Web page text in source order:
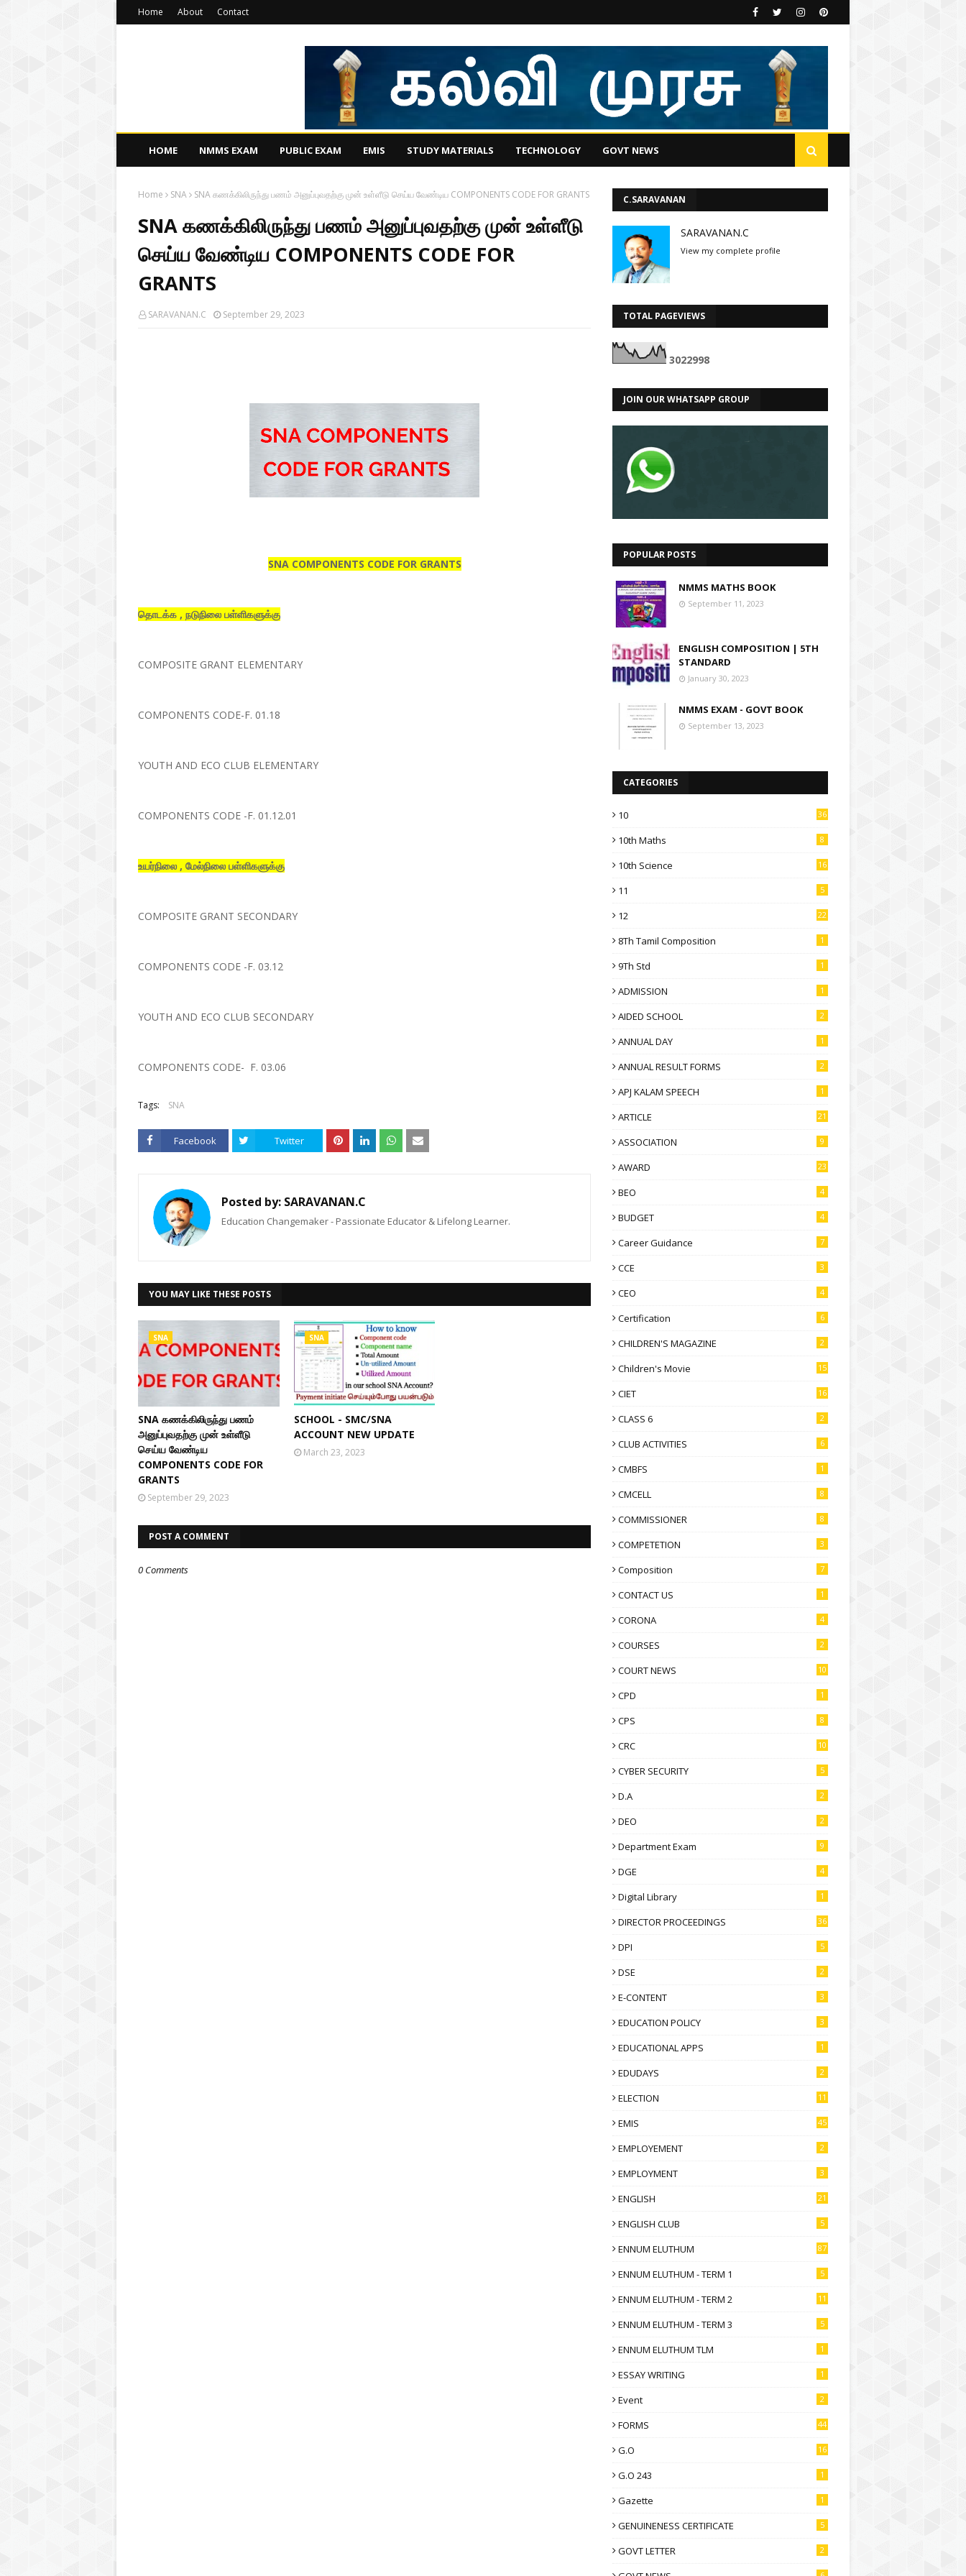
Home About Contact
HOME NMMS EXAM PUBLIC EXAM EMIS STUDY MATERIALS TECHNOLOGY GOVT NEWS
Home SNA SNA கணக்கிலிருந்து பணம் அனுப்புவதற்கு முன் உள்ளீடு செய்ய வேண்டிய COMPONENTS CODE FOR GRANTS
SNA கணக்கிலிருந்து பணம் அனுப்புவதற்கு முன் உள்ளீடு
செய்ய வேண்டிய COMPONENTS CODE FOR
GRANTS
SARAVANAN.C September 29, 2023
SNA COMPONENTS CODE FOR GRANTS
தொடக்க , நடுநிலை பள்ளிகளுக்கு
COMPOSITE GRANT ELEMENTARY
COMPONENTS CODE-F. 01.18
YOUTH AND ECO CLUB ELEMENTARY
COMPONENTS CODE -F. 01.12.01
உயர்நிலை , மேல்நிலை பள்ளிகளுக்கு
COMPOSITE GRANT SECONDARY
COMPONENTS CODE -F. 03.12
YOUTH AND ECO CLUB SECONDARY
COMPONENTS CODE- F. 03.06
Tags: SNA
Facebook Twitter
Posted by: SARAVANAN.C
Education Changemaker - Passionate Educator & Lifelong Learner.
YOU MAY LIKE THESE POSTS
SNA
SNA கணக்கிலிருந்து பணம்
அனுப்புவதற்கு முன் உள்ளீடு
செய்ய வேண்டிய
COMPONENTS CODE FOR
GRANTS
September 29, 2023
SNA
SCHOOL - SMC/SNA
ACCOUNT NEW UPDATE
March 23, 2023
POST A COMMENT
0 Comments
C.SARAVANAN
SARAVANAN.C
View my complete profile
TOTAL PAGEVIEWS
3022998
JOIN OUR WHATSAPP GROUP
POPULAR POSTS
NMMS MATHS BOOK
September 11, 2023
ENGLISH COMPOSITION | 5TH
STANDARD
January 30, 2023
NMMS EXAM - GOVT BOOK
September 13, 2023
CATEGORIES
10 36
10th Maths 8
10th Science 16
11 5
12 22
8Th Tamil Composition 1
9Th Std 1
ADMISSION 1
AIDED SCHOOL 2
ANNUAL DAY 1
ANNUAL RESULT FORMS 2
APJ KALAM SPEECH 1
ARTICLE 21
ASSOCIATION 9
AWARD 23
BEO 4
BUDGET 4
Career Guidance 7
CCE 3
CEO 4
Certification 6
CHILDREN'S MAGAZINE 2
Children's Movie 15
CIET 16
CLASS 6 2
CLUB ACTIVITIES 6
CMBFS 1
CMCELL 8
COMMISSIONER 8
COMPETETION 3
Composition 7
CONTACT US 1
CORONA 4
COURSES 2
COURT NEWS 10
CPD 1
CPS 8
CRC 10
CYBER SECURITY 5
D.A 2
DEO 2
Department Exam 9
DGE 4
Digital Library 1
DIRECTOR PROCEEDINGS 36
DPI 5
DSE 2
E-CONTENT 3
EDUCATION POLICY 3
EDUCATIONAL APPS 1
EDUDAYS 2
ELECTION 11
EMIS 45
EMPLOYEMENT 2
EMPLOYMENT 3
ENGLISH 21
ENGLISH CLUB 5
ENNUM ELUTHUM 87
ENNUM ELUTHUM - TERM 1 5
ENNUM ELUTHUM - TERM 2 11
ENNUM ELUTHUM - TERM 3 5
ENNUM ELUTHUM TLM 1
ESSAY WRITING 1
Event 2
FORMS 44
G.O 16
G.O 243 1
Gazette 1
GENUINENESS CERTIFICATE 5
GOVT LETTER 2